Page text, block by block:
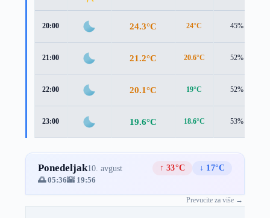
20:00 24.3°C 24°C 45%
21:00 21.2°C 20.6°C 52%
22:00 20.1°C 19°C 52%
23:00 19.6°C 18.6°C 53%
Ponedeljak10. avgust ↑ 33°C
↓ 17°C
🌅 05:36🌇 19:56
Prevucite za više →